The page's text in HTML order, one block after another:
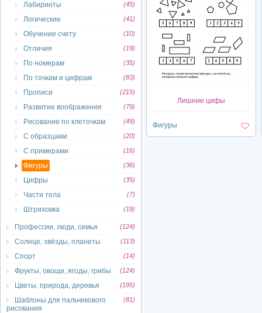
Лабиринты (45)
Логические (41)
Обучение счету (10)
Отличия (19)
По номерам (35)
По точкам и цифрам (83)
Прописи (215)
Развитие воображения (79)
Рисование по клеточкам (49)
С образцами (20)
С примерами (16)
Фигуры (36)
Цифры (35)
Части тела (7)
Штриховка (19)
Профессии, люди, семья (124)
Солнце, звёзды, планеты (113)
Спорт (14)
Фрукты, овощи, ягоды, грибы (124)
Цветы, природа, деревья (195)
Шаблоны для пальчикового
рисования
(81)
Лишние цифы
Фигуры